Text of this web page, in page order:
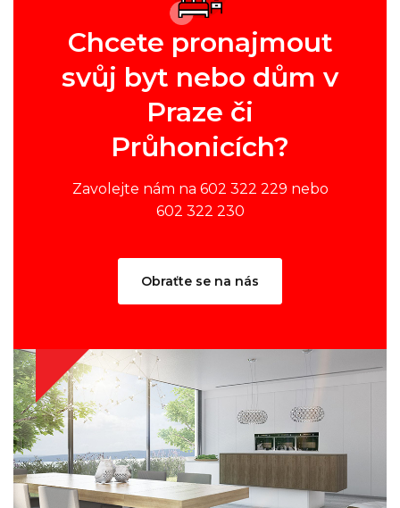
Chcete pronajmout
svůj byt nebo dům v
Praze či
Průhonicích?
Zavolejte nám na 602 322 229 nebo
602 322 230
Obraťte se na nás